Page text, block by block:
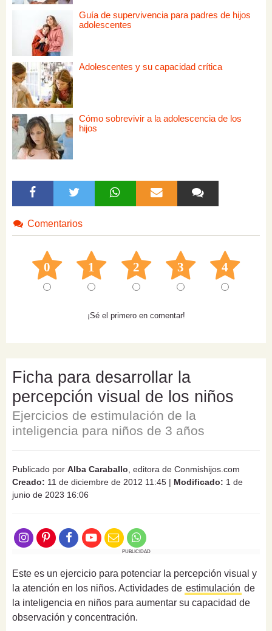
Guía de supervivencia para padres de hijos
adolescentes
Adolescentes y su capacidad crítica
Cómo sobrevivir a la adolescencia de los
hijos
Comentarios
0 1 2 3 4
¡Sé el primero en comentar!
Ficha para desarrollar la
percepción visual de los niños
Ejercicios de estimulación de la
inteligencia para niños de 3 años
Publicado por Alba Caraballo , editora de Conmishijos.com
Creado: 11 de diciembre de 2012 11:45 | Modificado: 1 de
junio de 2023 16:06
PUBLICIDAD
Este es un ejercicio para potenciar la percepción visual y
la atención en los niños. Actividades de estimulación de
la inteligencia en niños para aumentar su capacidad de
observación y concentración.